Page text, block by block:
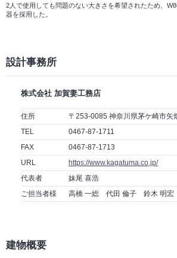
2人で使用しても問題のない大きさを希望されたため、
器を採用した。
設計事務所
株式会社 加賀妻工務店
住所
〒253-0085 神奈川県茅ケ崎市矢
TEL
0467-87-1711
FAX
0467-87-1713
URL
https://www.kagatuma.co.jp/
代表者
妹尾 喜浩
ご担当者様
高橋 一総 代田 倫子 鈴木 明宏
建物概要